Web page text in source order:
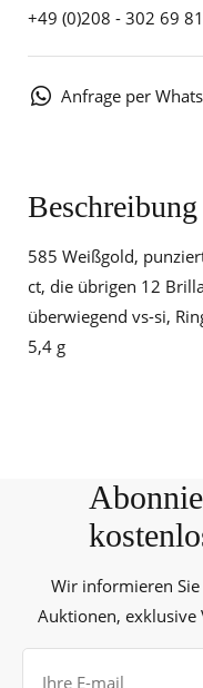
+49 (0)208 - 302 69 81
Anfrage per
Beschreibung
585 Weißgold,
ct, die übrigen 12
überwiegend vs-si,
5,4 g
Wir informieren
Auktionen, exklusive